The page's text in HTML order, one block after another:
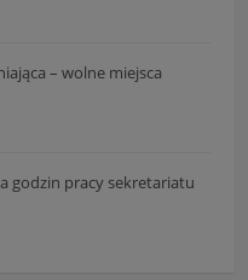
– wolne miejsca
godzin pracy sekretariatu